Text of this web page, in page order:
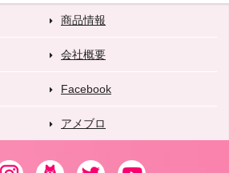
商品情報
会社概要
Facebook
アメブロ